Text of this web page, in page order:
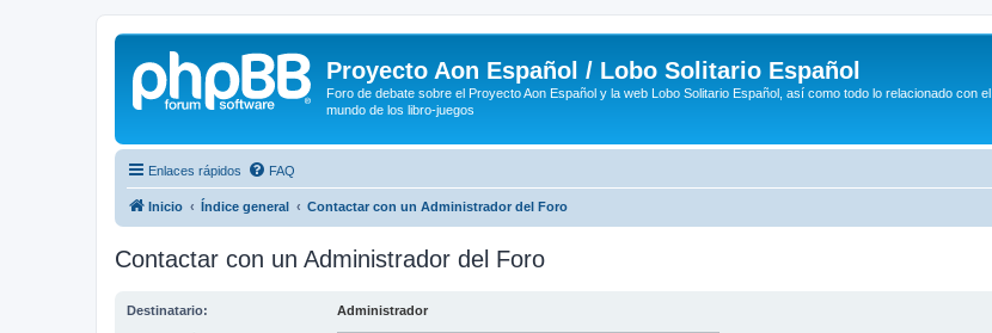
Proyecto Aon Español / Lobo Solitario Español
Foro de debate sobre el Proyecto Aon Español y la web Lobo Solitario Español, así como todo lo relacionado con el
mundo de los libro-juegos
Enlaces rápidos FAQ
Inicio Índice general Contactar con un Administrador del Foro
Contactar con un Administrador del Foro
Destinatario: Administrador